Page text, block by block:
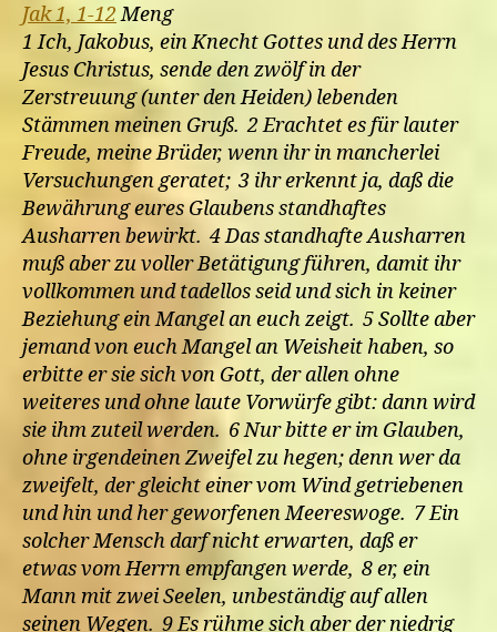
Jak 1, 1-12Meng
1 Ich, Jakobus, ein Knecht Gottes und des Herrn
Jesus Christus, sende den zwölf in der
Zerstreuung (unter den Heiden) lebenden
Stämmen meinen Gruß. 2 Erachtet es für lauter
Freude, meine Brüder, wenn ihr in mancherlei
Versuchungen geratet; 3 ihr erkennt ja, daß die
Bewährung eures Glaubens standhaftes
Ausharren bewirkt. 4 Das standhafte Ausharren
muß aber zu voller Betätigung führen, damit ihr
vollkommen und tadellos seid und sich in keiner
Beziehung ein Mangel an euch zeigt. 5 Sollte aber
jemand von euch Mangel an Weisheit haben, so
erbitte er sie sich von Gott, der allen ohne
weiteres und ohne laute Vorwürfe gibt: dann wird
sie ihm zuteil werden. 6 Nur bitte er im Glauben,
ohne irgendeinen Zweifel zu hegen; denn wer da
zweifelt, der gleicht einer vom Wind getriebenen
und hin und her geworfenen Meereswoge. 7 Ein
solcher Mensch darf nicht erwarten, daß er
etwas vom Herrn empfangen werde, 8 er, ein
Mann mit zwei Seelen, unbeständig auf allen
seinen Wegen. 9 Es rühme sich aber der niedrig